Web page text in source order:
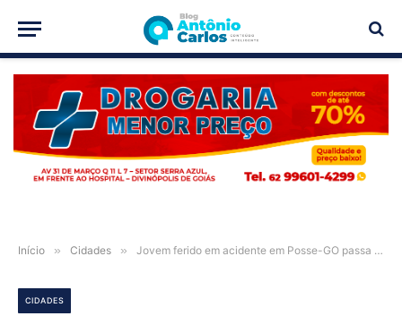
PUBLICIDADE
Início » Cidades » Jovem ferido em acidente em Posse-GO passa por cirurgia delicada e permanece entubado
CIDADES